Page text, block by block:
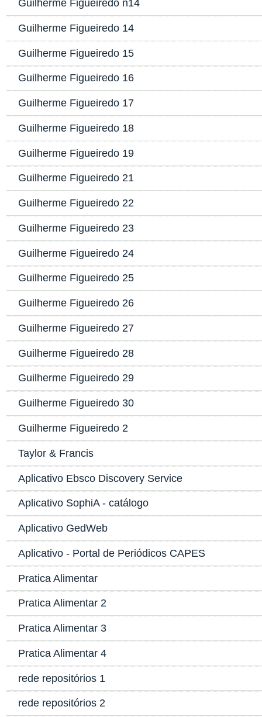
Guilherme Figueiredo n14
Guilherme Figueiredo 14
Guilherme Figueiredo 15
Guilherme Figueiredo 16
Guilherme Figueiredo 17
Guilherme Figueiredo 18
Guilherme Figueiredo 19
Guilherme Figueiredo 21
Guilherme Figueiredo 22
Guilherme Figueiredo 23
Guilherme Figueiredo 24
Guilherme Figueiredo 25
Guilherme Figueiredo 26
Guilherme Figueiredo 27
Guilherme Figueiredo 28
Guilherme Figueiredo 29
Guilherme Figueiredo 30
Guilherme Figueiredo 2
Taylor & Francis
Aplicativo Ebsco Discovery Service
Aplicativo SophiA - catálogo
Aplicativo GedWeb
Aplicativo - Portal de Periódicos CAPES
Pratica Alimentar
Pratica Alimentar 2
Pratica Alimentar 3
Pratica Alimentar 4
rede repositórios 1
rede repositórios 2